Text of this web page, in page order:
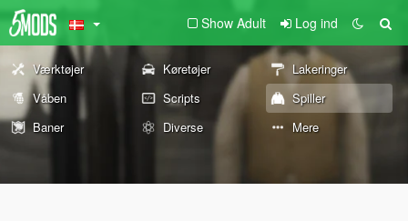
Show Adult Log ind
Værktøjer Køretøjer
Lakeringer
Våben
Scripts
Spiller
Baner
Diverse Mere